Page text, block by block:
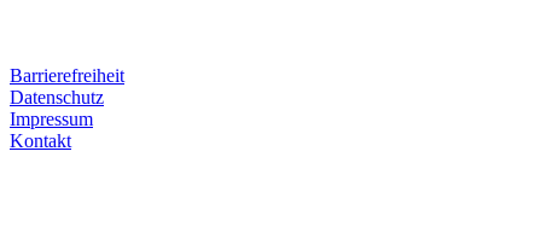
Barrierefreiheit
Datenschutz
Impressum
Kontakt